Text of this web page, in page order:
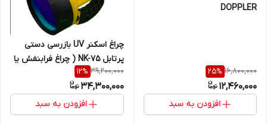
DOPPLER
16,800,000
25%
12,460,000
افزودن به سبد
چراغ اسکنر UV بازرسی دستی
پرتابل NK-75 ( چراغ فرابنفش یا
ماورا بنفش یا اسکنر یووی)
نمایندگی اصلی جوش آزما تجهیز
09120741826
39,200,000
12%
34,300,000
افزودن به سبد